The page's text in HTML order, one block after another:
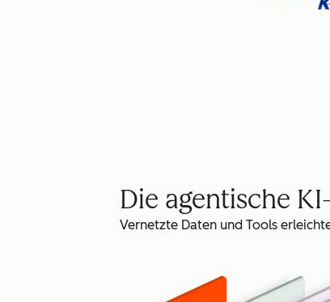
Die agentische
Vernetzte Daten und Tools